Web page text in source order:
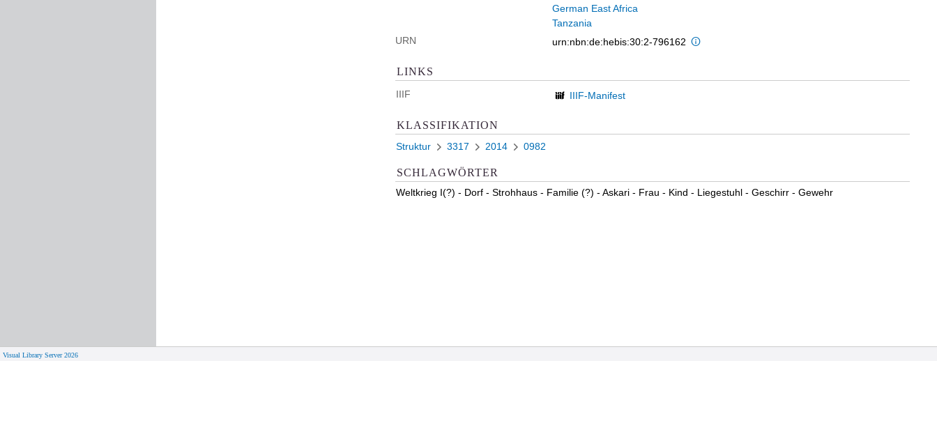
German East Africa
Tanzania
URN
urn:nbn:de:hebis:30:2-796162
LINKS
IIIF IIIF-Manifest
KLASSIFIKATION
Struktur 3317 2014 0982
SCHLAGWÖRTER
Weltkrieg I(?) - Dorf - Strohhaus - Familie (?) - Askari - Frau - Kind - Liegestuhl - Geschirr - Gewehr
Visual Library Server 2026